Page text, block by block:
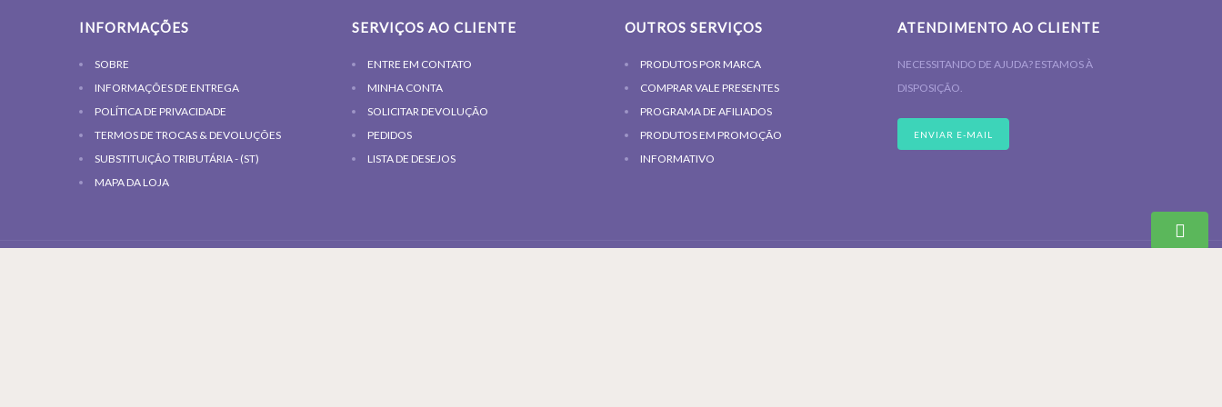
INFORMAÇÕES
SOBRE
INFORMAÇÕES DE ENTREGA
POLÍTICA DE PRIVACIDADE
TERMOS DE TROCAS & DEVOLUÇÕES
SUBSTITUIÇÃO TRIBUTÁRIA - (ST)
MAPA DA LOJA
SERVIÇOS AO CLIENTE
ENTRE EM CONTATO
MINHA CONTA
SOLICITAR DEVOLUÇÃO
PEDIDOS
LISTA DE DESEJOS
OUTROS SERVIÇOS
PRODUTOS POR MARCA
COMPRAR VALE PRESENTES
PROGRAMA DE AFILIADOS
PRODUTOS EM PROMOÇÃO
INFORMATIVO
ATENDIMENTO AO CLIENTE
NECESSITANDO DE AJUDA? ESTAMOS À
DISPOSIÇÃO.
ENVIAR E-MAIL